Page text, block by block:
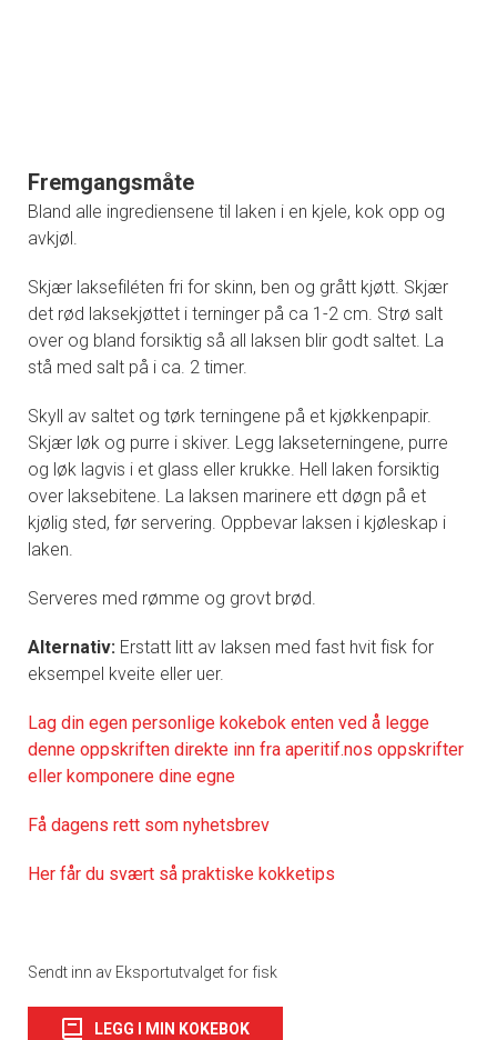
Fremgangsmåte
Bland alle ingrediensene til laken i en kjele, kok opp og
avkjøl.
Skjær laksefiléten fri for skinn, ben og grått kjøtt. Skjær
det rød laksekjøttet i terninger på ca 1-2 cm. Strø salt
over og bland forsiktig så all laksen blir godt saltet. La
stå med salt på i ca. 2 timer.
Skyll av saltet og tørk terningene på et kjøkkenpapir.
Skjær løk og purre i skiver. Legg lakseterningene, purre
og løk lagvis i et glass eller krukke. Hell laken forsiktig
over laksebitene. La laksen marinere ett døgn på et
kjølig sted, før servering. Oppbevar laksen i kjøleskap i
laken.
Serveres med rømme og grovt brød.
Alternativ: Erstatt litt av laksen med fast hvit fisk for
eksempel kveite eller uer.
Lag din egen personlige kokebok enten ved å legge
denne oppskriften direkte inn fra aperitif.nos oppskrifter
eller komponere dine egne
Få dagens rett som nyhetsbrev
Her får du svært så praktiske kokketips
Sendt inn av Eksportutvalget for fisk
LEGG I MIN KOKEBOK